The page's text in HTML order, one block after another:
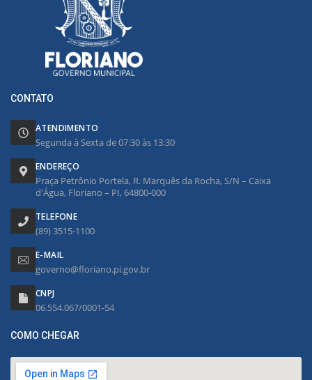
CONTATO
ATENDIMENTO
Segunda à Sexta de 07:30 às 13:30
ENDEREÇO
Praça Petrônio Portela, R. Marquês da Rocha, S/N – Caixa
d'Água, Floriano – PI, 64800-000
TELEFONE
(89) 3515-1100
E-MAIL
governo@floriano.pi.gov.br
CNPJ
06.554.067/0001-54
COMO CHEGAR